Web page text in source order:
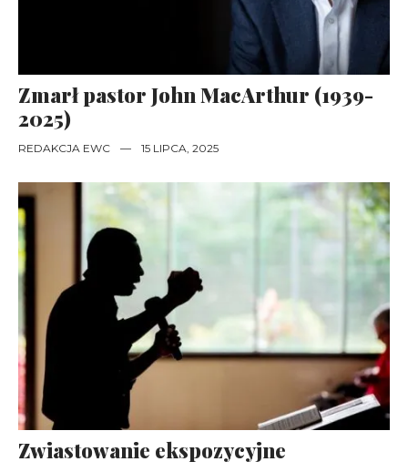
Zmarł pastor John MacArthur (1939-
2025)
REDAKCJA EWC — 15 LIPCA, 2025
Zwiastowanie ekspozycyjne